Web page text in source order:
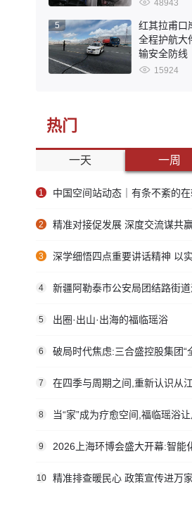
48943
5
红其拉甫口
全程护航大
输安全防线
15924
热门
一天 一周
1 中国空间站动态｜有条不紊的
2 精准对接促发展 深度交流谋共赢 2026年企
3 深学细悟四点重要讲话精神 以
4 新疆阿勒泰市公安局团结路街道派出所:推行“
5 出圈·出山·出海的福临瑶浴
6 破局时代焦虑:三合盛控股集团“
7 在四季与周期之间,重新认识从
8 当“家”成为疗愈空间,福临瑶浴
9 2026上海环博会盛大开幕:智能
10 精准排查暖民心 政策宣传进万家 —27团民政